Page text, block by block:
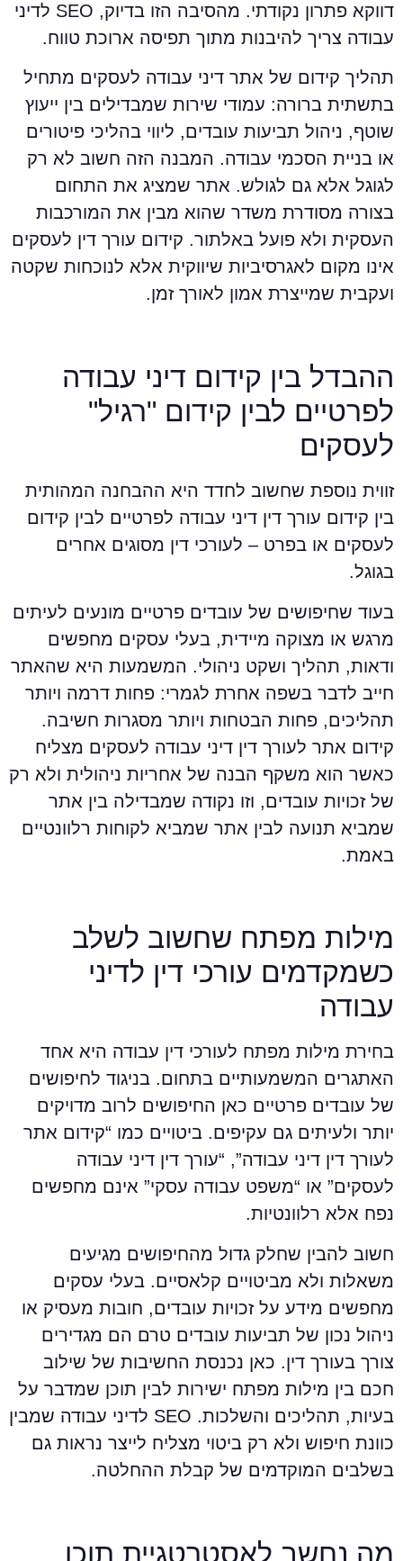
דווקא פתרון נקודתי. מהסיבה הזו בדיוק, SEO לדיני
עבודה צריך להיבנות מתוך תפיסה ארוכת טווח.
תהליך קידום של אתר דיני עבודה לעסקים מתחיל
בתשתית ברורה: עמודי שירות שמבדילים בין ייעוץ
שוטף, ניהול תביעות עובדים, ליווי בהליכי פיטורים
או בניית הסכמי עבודה. המבנה הזה חשוב לא רק
לגוגל אלא גם לגולש. אתר שמציג את התחום
בצורה מסודרת משדר שהוא מבין את המורכבות
העסקית ולא פועל באלתור. קידום עורך דין לעסקים
אינו מקום לאגרסיביות שיווקית אלא לנוכחות שקטה
ועקבית שמייצרת אמון לאורך זמן.
ההבדל בין קידום דיני עבודה
לפרטיים לבין קידום "רגיל"
לעסקים
זווית נוספת שחשוב לחדד היא ההבחנה המהותית
בין קידום עורך דין דיני עבודה לפרטיים לבין קידום
לעסקים או בפרט – לעורכי דין מסוגים אחרים
בגוגל.
בעוד שחיפושים של עובדים פרטיים מונעים לעיתים
מרגש או מצוקה מיידית, בעלי עסקים מחפשים
ודאות, תהליך ושקט ניהולי. המשמעות היא שהאתר
חייב לדבר בשפה אחרת לגמרי: פחות דרמה ויותר
תהליכים, פחות הבטחות ויותר מסגרות חשיבה.
קידום אתר לעורך דין דיני עבודה לעסקים מצליח
כאשר הוא משקף הבנה של אחריות ניהולית ולא רק
של זכויות עובדים, וזו נקודה שמבדילה בין אתר
שמביא תנועה לבין אתר שמביא לקוחות רלוונטיים
באמת.
מילות מפתח שחשוב לשלב
כשמקדמים עורכי דין לדיני
עבודה
בחירת מילות מפתח לעורכי דין עבודה היא אחד
האתגרים המשמעותיים בתחום. בניגוד לחיפושים
של עובדים פרטיים כאן החיפושים לרוב מדויקים
יותר ולעיתים גם עקיפים. ביטויים כמו “קידום אתר
לעורך דין דיני עבודה”, “עורך דין דיני עבודה
לעסקים” או “משפט עבודה עסקי” אינם מחפשים
נפח אלא רלוונטיות.
חשוב להבין שחלק גדול מהחיפושים מגיעים
משאלות ולא מביטויים קלאסיים. בעלי עסקים
מחפשים מידע על זכויות עובדים, חובות מעסיק או
ניהול נכון של תביעות עובדים טרם הם מגדירים
צורך בעורך דין. כאן נכנסת החשיבות של שילוב
חכם בין מילות מפתח ישירות לבין תוכן שמדבר על
בעיות, תהליכים והשלכות. SEO לדיני עבודה שמבין
כוונת חיפוש ולא רק ביטוי מצליח לייצר נראות גם
בשלבים המוקדמים של קבלת ההחלטה.
מה נחשב לאסטרטגיית תוכן